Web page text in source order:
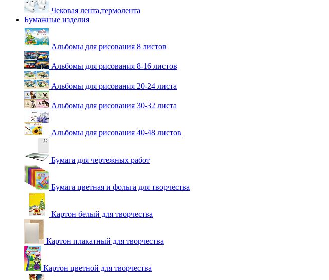
Чековая лента,термолента
Бумажные изделия
Альбомы для рисования 8 листов
Альбомы для рисования 8-16 листов
Альбомы для рисования 20-24 листа
Альбомы для рисования 30-32 листа
Альбомы для рисования 40-48 листов
Бумага для чертежных работ
Бумага цветная и фольга для творчества
Картон белый для творчества
Картон плакатный для творчества
Картон цветной для творчества